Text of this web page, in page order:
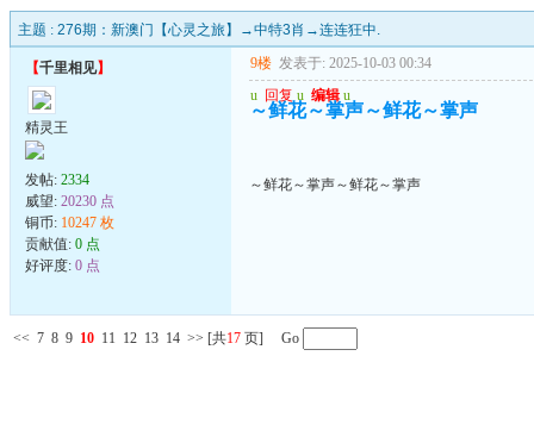
主题 : 276期：新澳门【心灵之旅】→中特3肖→连连狂中.
【千里相见】
精灵王
发帖: 2334
威望: 20230 点
铜币: 10247 枚
贡献值: 0 点
好评度: 0 点
9楼 发表于: 2025-10-03 00:34
u 回复 u 编辑 u
～鲜花～掌声～鲜花～掌声
～鲜花～掌声～鲜花～掌声
<< 7 8 9 10 11 12 13 14 >> [共17 页] Go